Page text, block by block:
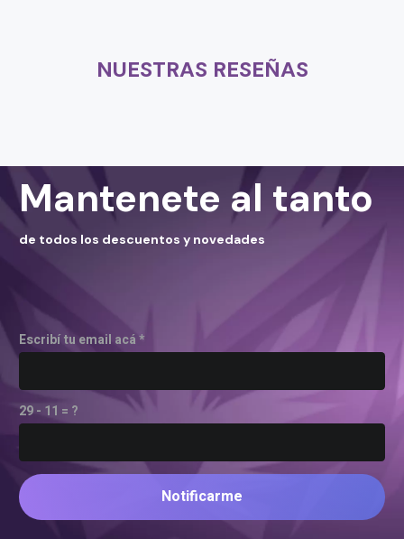
NUESTRAS RESEÑAS
Mantenete al tanto
de todos los descuentos y novedades
Escribí tu email acá *
29 - 11 = ?
Notificarme